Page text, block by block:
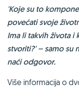
'Koje su to
povećati svoje
Ima li takvih života
stvoriti?' – samo su
naći odgovor.
Više informacija o